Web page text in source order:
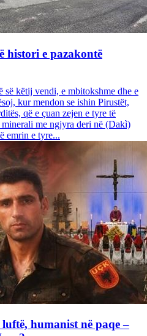
histori e pazakontë
së këtij vendi, e mbitokshme dhe e
kur mendon se ishin Pirustët,
që e çuan zejen e tyre të
me ngjyra deri në (Dakì)
emrin e tyre...
humanist në paqe –